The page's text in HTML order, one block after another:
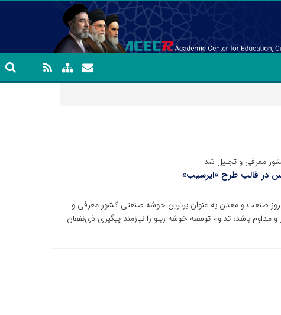
معرفی و تجلیل شد
در قالب طرح «ایرسیب»
روز صنعت و معدن به عنوان برترین خوشه صنعتی کشور معرفی و
مداوم باشد، تداوم توسعه خوشه زیلو را نیازمند پیگیری ذی‌نفعان